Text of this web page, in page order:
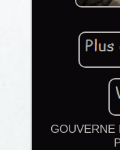
GOUVERNE